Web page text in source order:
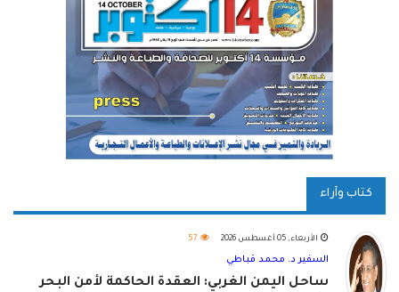
كتاب وآراء
الأربعاء, 05 أغسطس 2026 57
السفير د. محمد قباطي
ساحل اليمن الغربي: العقدة الحاكمة لأمن البحر